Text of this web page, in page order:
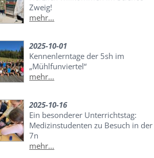
Zweig!
mehr...
2025-10-01
Kennenlerntage der 5sh im
„Mühlfunviertel“
mehr...
2025-10-16
Ein besonderer Unterrichtstag:
Medizinstudenten zu Besuch in der
7n
mehr...